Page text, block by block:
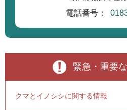
電話番号：
緊急・重要
クマとイノシシに関する情報